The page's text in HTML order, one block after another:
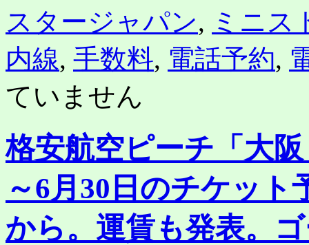
スタージャパン, ミニス
内線, 手数料, 電話予約,
ていません
格安航空ピーチ「大
～6月30日のチケット
から。運賃も発表。